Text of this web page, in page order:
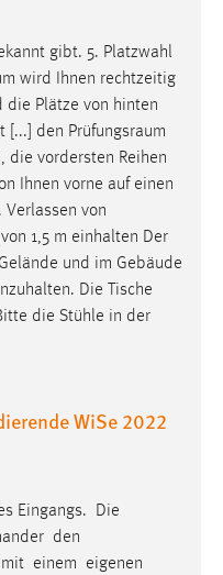
gibt. 5. Platzwahl
wird Ihnen rechtzeitig
die Plätze von hinten
[...] den Prüfungsraum
die vordersten Reihen
Ihnen vorne auf einen
von
1,5 m einhalten Der
und im Gebäude
Die Tische
die Stühle in der
WiSe 2022
Eingangs. Die
den
einem eigenen